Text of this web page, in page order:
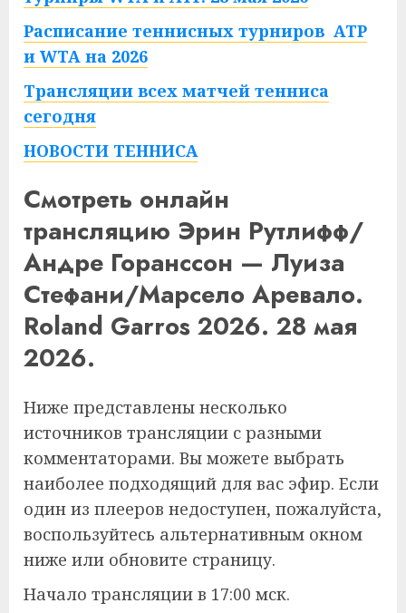
Расписание теннисных турниров ATP
и WTA на 2026
Трансляции всех матчей тенниса
сегодня
НОВОСТИ ТЕННИСА
Смотреть онлайн
трансляцию Эрин Рутлифф/
Андре Горанссон — Луиза
Стефани/Марсело Аревало.
Roland Garros 2026. 28 мая
2026.
Ниже представлены несколько
источников трансляции с разными
комментаторами. Вы можете выбрать
наиболее подходящий для вас эфир. Если
один из плееров недоступен, пожалуйста,
воспользуйтесь альтернативным окном
ниже или обновите страницу.
Начало трансляции в 17:00 мск.